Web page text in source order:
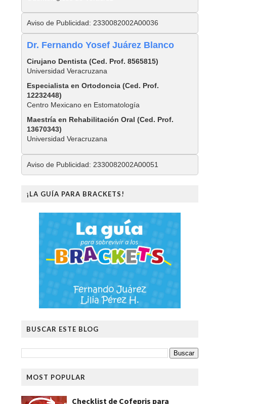
Aviso de Publicidad: 2330082002A00036
Dr. Fernando Yosef Juárez Blanco
Cirujano Dentista (Ced. Prof. 8565815)
Universidad Veracruzana
Especialista en Ortodoncia (Ced. Prof.
12232448)
Centro Mexicano en Estomatología
Maestría en Rehabilitación Oral (Ced. Prof.
13670343)
Universidad Veracruzana
Aviso de Publicidad: 2330082002A00051
¡LA GUÍA PARA BRACKETS!
BUSCAR ESTE BLOG
MOST POPULAR
Checklist de Cofepris para